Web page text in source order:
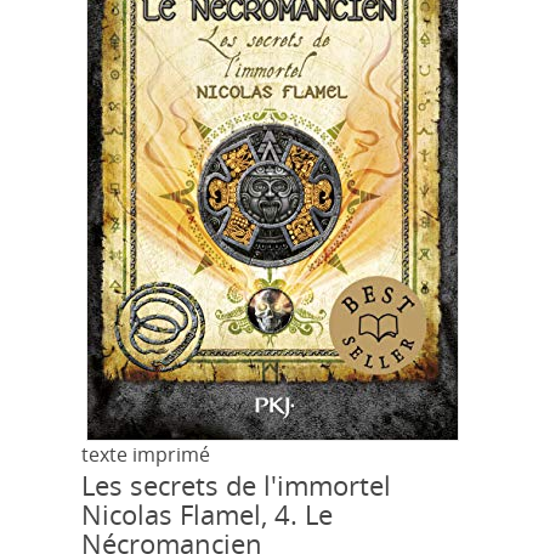
texte imprimé
Les secrets de l'immortel
Nicolas Flamel, 4. Le
Nécromancien